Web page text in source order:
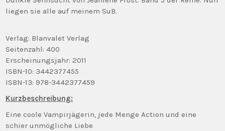
liegen sie alle auf meinem SuB.
Verlag: Blanvalet Verlag
Seitenzahl: 400
Erscheinungsjahr: 2011
ISBN-10: 3442377455
ISBN-13: 978-3442377459
Kurzbeschreibung:
Eine coole Vampirjägerin, jede Menge Action und eine
schier unmögliche Liebe